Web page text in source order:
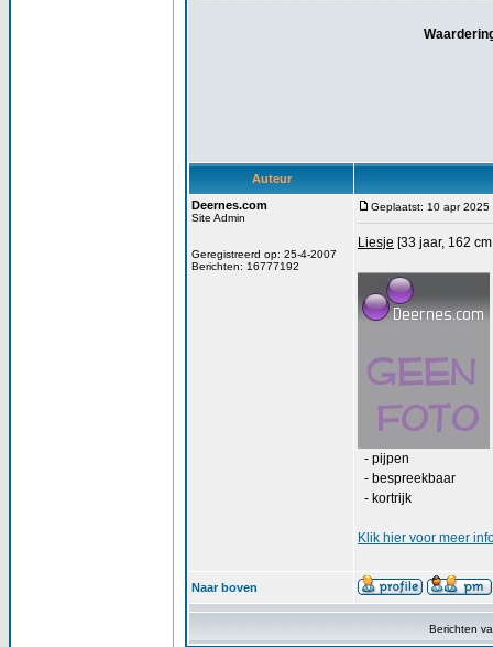
Auteur
Deernes.com
Site Admin
Geregistreerd op: 25-4-2007
Berichten: 16777192
Geplaatst: 10 apr 2025
Liesje [33 jaar, 162
- pijpen
- bespreekbaar
- kortrijk
Klik hier voor meer
Naar boven
Berichten